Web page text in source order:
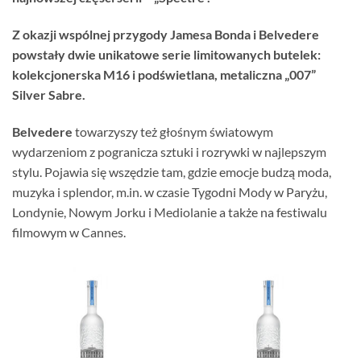
Z okazji wspólnej przygody Jamesa Bonda i Belvedere
powstały dwie unikatowe serie limitowanych butelek:
kolekcjonerska M16 i podświetlana, metaliczna „007”
Silver Sabre.
Belvedere towarzyszy też głośnym światowym
wydarzeniom z pogranicza sztuki i rozrywki w najlepszym
stylu. Pojawia się wszędzie tam, gdzie emocje budzą moda,
muzyka i splendor, m.in. w czasie Tygodni Mody w Paryżu,
Londynie, Nowym Jorku i Mediolanie a także na festiwalu
filmowym w Cannes.